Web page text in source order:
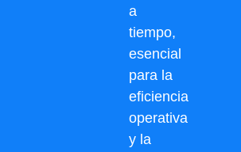
a
tiempo,
esencial
para la
eficiencia
operativa
y la